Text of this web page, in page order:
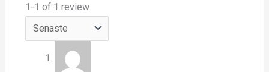
1-1 of 1 review